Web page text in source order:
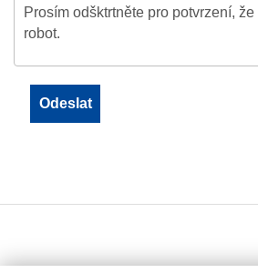
Prosím odšktrtněte pro potvrzení,
robot.